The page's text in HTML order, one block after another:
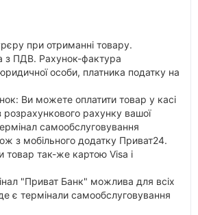
при отриманні товару.
з ПДВ. Рахунок-фактура
особи, платника податку на
Ви можете оплатити товар у касі
розрахункового рахунку вашої
самообслуговування
з мобільного додатку Приват24.
товар так-же картою Visa і
"Приват Банк" можлива для всіх
є термінали самообслуговування